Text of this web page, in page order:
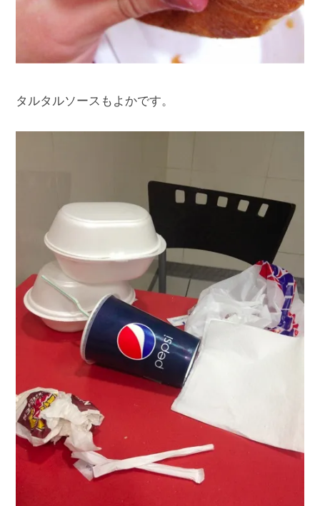
タルタルソースもよかです。